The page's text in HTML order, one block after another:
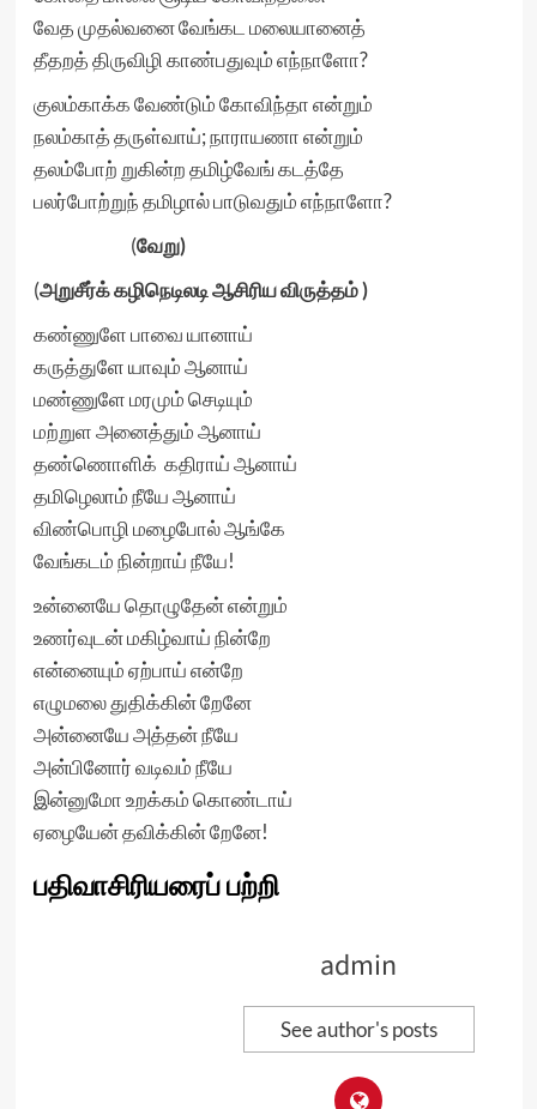
வேத முதல்வனை வேங்கட மலையானைத்
தீதறத் திருவிழி காண்பதுவும் எந்நாளோ?
குலம்காக்க வேண்டும் கோவிந்தா என்றும்
நலம்காத் தருள்வாய்; நாராயணா என்றும்
தலம்போற் றுகின்ற தமிழ்வேங் கடத்தே
பலர்போற்றுந் தமிழால் பாடுவதும் எந்நாளோ?
(வேறு)
(அறுசீர்க் கழிநெடிலடி ஆசிரிய விருத்தம் )
கண்ணுளே பாவை யானாய்
கருத்துளே யாவும் ஆனாய்
மண்ணுளே மரமும் செடியும்
மற்றுள அனைத்தும் ஆனாய்
தண்ணொளிக் கதிராய் ஆனாய்
தமிழெலாம் நீயே ஆனாய்
விண்பொழி மழைபோல் ஆங்கே
வேங்கடம் நின்றாய் நீயே!
உன்னையே தொழுதேன் என்றும்
உணர்வுடன் மகிழ்வாய் நின்றே
என்னையும் ஏற்பாய் என்றே
எழுமலை துதிக்கின் றேனே
அன்னையே அத்தன் நீயே
அன்பினோர் வடிவம் நீயே
இன்னுமோ உறக்கம் கொண்டாய்
ஏழையேன் தவிக்கின் றேனே!
பதிவாசிரியரைப் பற்றி
admin
See author's posts